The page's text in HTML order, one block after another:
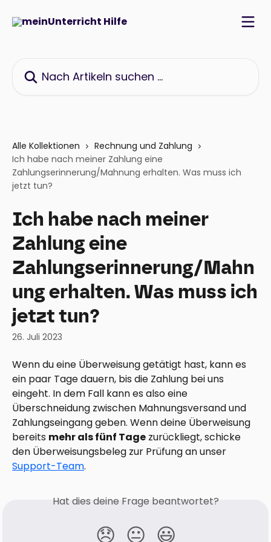
Alle Kollektionen
Rechnung und Zahlung
Ich habe nach meiner Zahlung eine
Zahlungserinnerung/Mahnung erhalten. Was muss ich
jetzt tun?
Ich habe nach meiner
Zahlung eine
Zahlungserinnerung/Mahn
ung erhalten. Was muss ich
jetzt tun?
26. Juli 2023
Wenn du eine Überweisung getätigt hast, kann es
ein paar Tage dauern, bis die Zahlung bei uns
eingeht. In dem Fall kann es also eine
Überschneidung zwischen Mahnungsversand und
Zahlungseingang geben. Wenn deine Überweisung
bereits mehr als fünf Tage zurückliegt, schicke
den Überweisungsbeleg zur Prüfung an unser
Support-Team.
Hat dies deine Frage beantwortet?
😞 😐 😃